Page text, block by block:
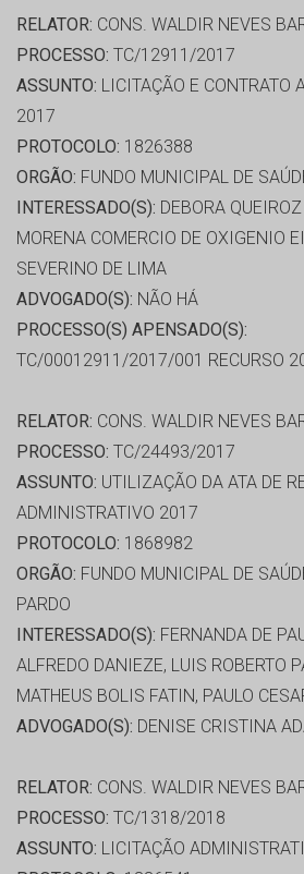
RELATOR: CONS. WALDIR NEVES
PROCESSO: TC/12911/2017
ASSUNTO: LICITAÇÃO E CONTRATO
2017
PROTOCOLO: 1826388
ORGÃO: FUNDO MUNICIPAL DE
INTERESSADO(S): DEBORA
MORENA COMERCIO DE OXIGENIO
SEVERINO DE LIMA
ADVOGADO(S): NÃO HÁ
PROCESSO(S) APENSADO(S):
TC/00012911/2017/001 RECURSO
RELATOR: CONS. WALDIR NEVES
PROCESSO: TC/24493/2017
ASSUNTO: UTILIZAÇÃO DA ATA DE
ADMINISTRATIVO 2017
PROTOCOLO: 1868982
ORGÃO: FUNDO MUNICIPAL DE
PARDO
INTERESSADO(S): FERNANDA DE
ALFREDO DANIEZE, LUIS ROBERTO
MATHEUS BOLIS FATIN, PAULO
ADVOGADO(S): DENISE CRISTINA
RELATOR: CONS. WALDIR NEVES
PROCESSO: TC/1318/2018
ASSUNTO: LICITAÇÃO